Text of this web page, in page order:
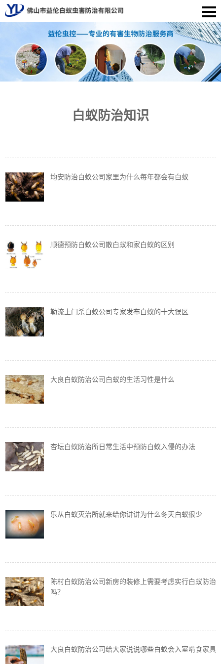
白蚁防治知识
均安防治白蚁公司家里为什么每年都会有白蚁
顺德预防白蚁公司散白蚁和家白蚁的区别
勒流上门杀白蚁公司专家发布白蚁的十大误区
大良白蚁防治公司白蚁的生活习性是什么
杏坛白蚁防治所日常生活中预防白蚁入侵的办法
乐从白蚁灭治所就来给你讲讲为什么冬天白蚁很少
陈村白蚁防治公司新房的装修上需要考虑实行白蚁防治
吗？
大良白蚁防治公司给大家说说哪些白蚁会入室啃食家具